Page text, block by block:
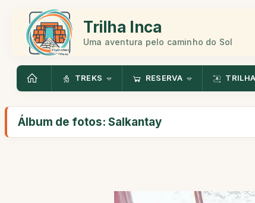
Trilha Inca
Uma aventura pelo caminho do Sol
TREKS RESERVA
Álbum de fotos: Salkantay